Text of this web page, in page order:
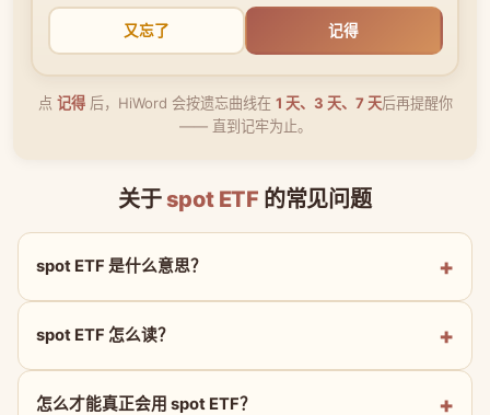
又忘了 记得
点 记得后，HiWord 会按遗忘曲线在 1 天、3 天、7 天后再提醒你
—— 直到记牢为止。
关于 spot ETF 的常见问题
spot ETF 是什么意思？
spot ETF 怎么读？
怎么才能真正会用 spot ETF？